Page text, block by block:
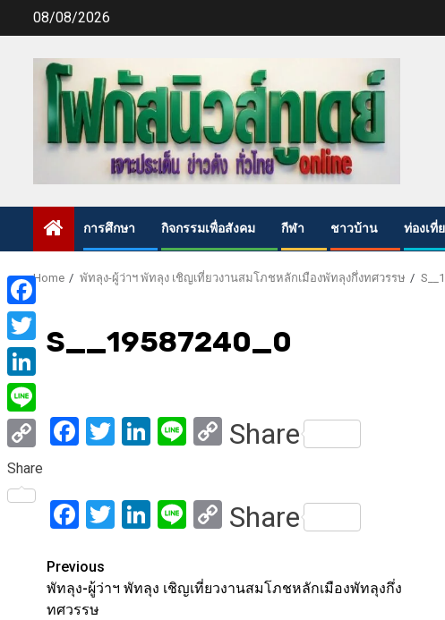
08/08/2026
การศึกษา กิจกรรมเพื่อสังคม กีฬา ชาวบ้าน ท่องเที่
Home พัทลุง-ผู้ว่าฯ พัทลุง เชิญเที่ยวงานสมโภชหลักเมืองพัทลุงกึ่งทศวรรษ
S__19587240_0
Facebook
Twitter
LinkedIn
LineCopy
Share
Facebook
Twitter
LinkedIn
LineCopy
Share
Post
navigation
Previous
พัทลุง-ผู้ว่าฯ พัทลุง เชิญเที่ยวงานสมโภชหลักเมืองพัทลุงกึ่ง
ทศวรรษ
Facebook
Twitter
LinkedIn
Line
Copy
Link
Share